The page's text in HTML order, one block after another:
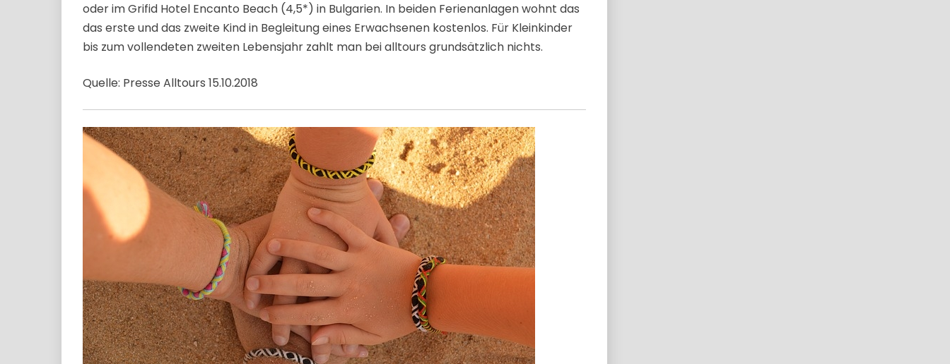
oder im Grifid Hotel Encanto Beach (4,5*) in Bulgarien. In beiden Ferienanlagen wohnt das
das erste und das zweite Kind in Begleitung eines Erwachsenen kostenlos. Für Kleinkinder
bis zum vollendeten zweiten Lebensjahr zahlt man bei alltours grundsätzlich nichts.
Quelle: Presse Alltours 15.10.2018